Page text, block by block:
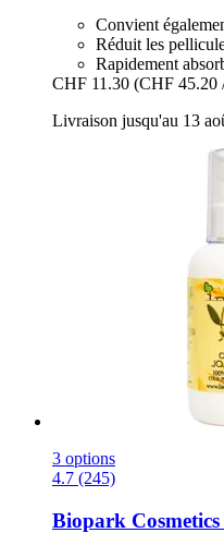
Convient
Réduit les
Rapidement
CHF 11.30 (CHF 45.20
Livraison jusqu'au 13
3 options
4.7 (245)
Biopark Cosmetics